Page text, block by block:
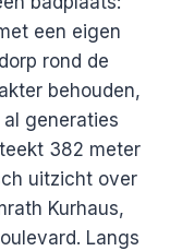
een eigen
rond de
behouden,
generaties
382 meter
uitzicht over
Kurhaus,
Langs